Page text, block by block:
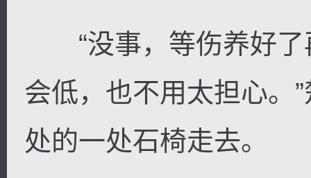
“没事，等伤养好了
会低，也不用太担心。
处的一处石椅走去。